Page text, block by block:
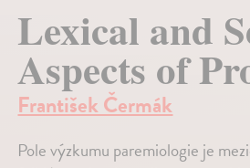
Lexical and
Aspects of
František Čermák
Pole výzkumu paremiologie je